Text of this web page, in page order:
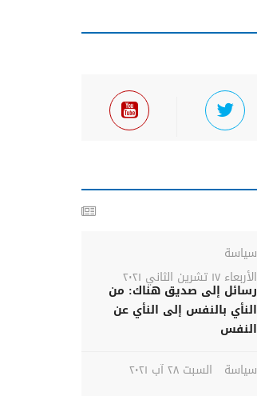
سياسة
الأربعاء ١٧ تشرين الثاني ٢٠٢١
رسائل إلى صديق هناك: من
النأي بالنفس إلى النأي عن
النفس
سياسة
السبت ٢٨ آب ٢٠٢١